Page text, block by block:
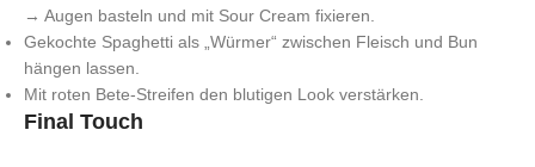
→ Augen basteln und mit Sour Cream fixieren.
Gekochte Spaghetti als „Würmer“ zwischen Fleisch und Bun
hängen lassen.
Mit roten Bete-Streifen den blutigen Look verstärken.
Final Touch